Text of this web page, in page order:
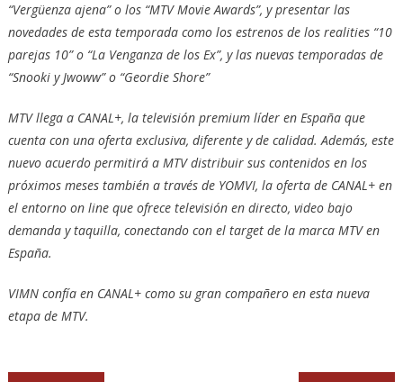
“Vergüenza ajena” o los “MTV Movie Awards”, y presentar las
novedades de esta temporada como los estrenos de los realities “10
parejas 10” o “La Venganza de los Ex”, y las nuevas temporadas de
“Snooki y Jwoww” o “Geordie Shore”
MTV llega a CANAL+, la televisión premium líder en España que
cuenta con una oferta exclusiva, diferente y de calidad. Además, este
nuevo acuerdo permitirá a MTV distribuir sus contenidos en los
próximos meses también a través de YOMVI, la oferta de CANAL+ en
el entorno on line que ofrece televisión en directo, video bajo
demanda y taquilla, conectando con el target de la marca MTV en
España.
VIMN confía en CANAL+ como su gran compañero en esta nueva
etapa de MTV.